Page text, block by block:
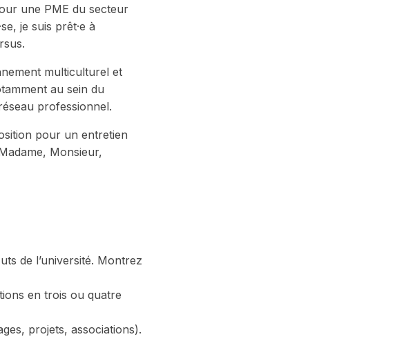
une PME du secteur
je suis prêt·e à
multiculturel et
au sein du
professionnel.
pour un entretien
Monsieur,
de l’université. Montrez
en trois ou quatre
projets, associations).